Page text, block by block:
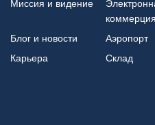
Миссия и видение
коммерция
Блог и новости Аэропорт
Карьера
Склад